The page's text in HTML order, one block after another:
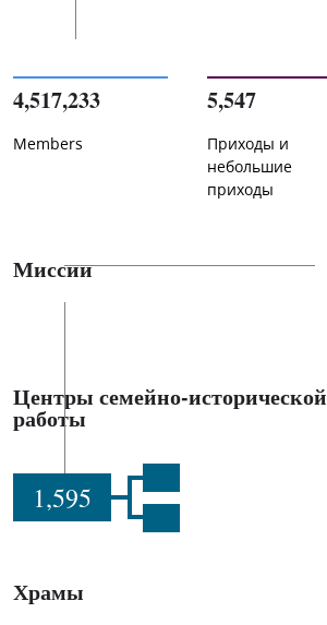
4,517,233
Members
5,547
Приходы и
небольшие
приходы
Миссии
Центры семейно-исторической
работы
1,595
Храмы